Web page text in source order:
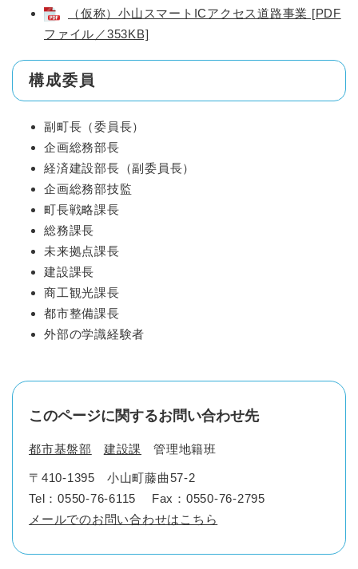
（仮称）小山スマートICアクセス道路事業 [PDF
ファイル／353KB]
構成委員
副町長（委員長）
企画総務部長
経済建設部長（副委員長）
企画総務部技監
町長戦略課長
総務課長
未来拠点課長
建設課長
商工観光課長
都市整備課長
外部の学識経験者
このページに関するお問い合わせ先
都市基盤部 建設課 管理地籍班
〒410-1395
小山町藤曲57-2
Tel：0550-76-6115
Fax：0550-76-2795
メールでのお問い合わせはこちら